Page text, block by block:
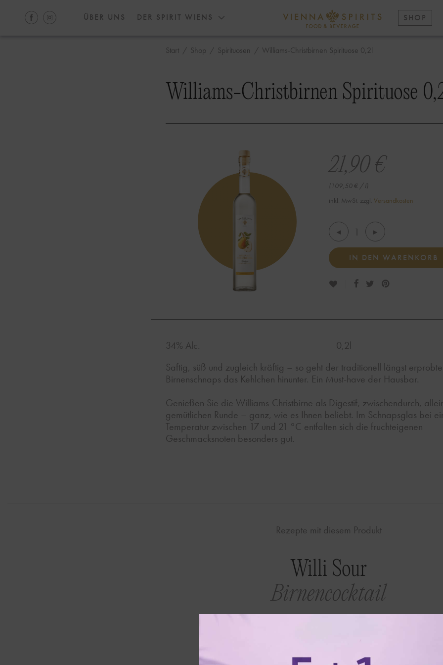
ÜBER UNS DER SPIRIT WIENS SHOP
Start / Shop / Spirituosen / Williams-Christbirnen Spirituose 0,2l
Williams-Christbirnen Spirituose
21,90€
(109,50 € / l)
inkl. MwSt. zzgl. Versandkosten
IN DEN WARENKORB
34% Alc.
0,2l
Saftig, süß und zugleich kräftig – so geht der traditionell längst erprobte
Birnenschnaps das Kehlchen hinunter. Ein Must-have der Hausbar.
Genießen Sie die Williams-Christbirne als Digestif, zwischendurch,
gemütlichen Runde – ganz, wie es Ihnen beliebt. Im Schnapsglas bei
Temperatur zwischen 17 und 21 °C entfalten sich die fruchteigenen
Geschmacksnoten besonders gut.
Rezepte mit diesem Produkt
Willi Sour
Birnencocktail